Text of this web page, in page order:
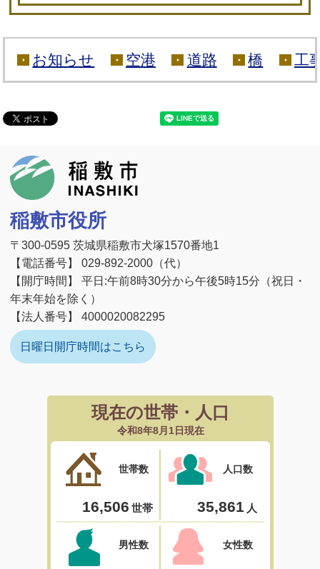
お知らせ 空港 道路 橋 工
稲敷市役所
〒300-0595 茨城県稲敷市犬塚1570番地1
【電話番号】 029-892-2000（代）
【開庁時間】 平日:午前8時30分から午後5時15分（祝日・
年末年始を除く）
【法人番号】 4000020082295
日曜日開庁時間はこちら